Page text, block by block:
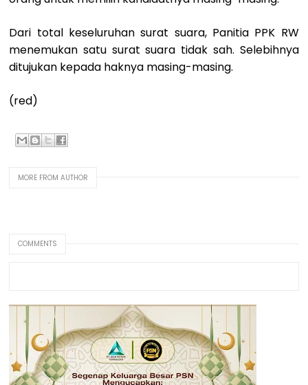
Dari total keseluruhan surat suara, Panitia PPK RW
menemukan satu surat suara tidak sah. Selebihnya
ditujukan kepada haknya masing-masing.
(red)
MORE FROM AUTHOR
COMMENTS